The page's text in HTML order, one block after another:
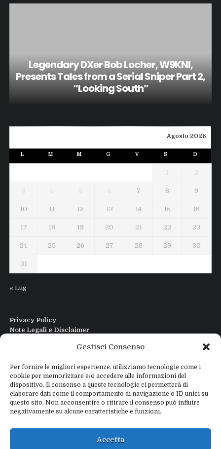
Gestisci Consenso
Per fornire le migliori esperienze, utilizziamo tecnologie come i
cookie per memorizzare e/o accedere alle informazioni del
dispositivo. Il consenso a queste tecnologie ci permetterà di
elaborare dati come il comportamento di navigazione o ID unici su
questo sito. Non acconsentire o ritirare il consenso può influire
negativamente su alcune caratteristiche e funzioni.
Accetta
Legendary DXer Bob Locher, W9KNI,
Presents Tales from a Serial Sniper Part 2,
“Looking South”
Agosto 2026
L M M G V S D
1 2
3 4 5 6 7 8 9
10 11 12 13 14 15 16
17 18 19 20 21 22 23
24 25 26 27 28 29 30
31
« Lug
Privacy Policy
Note Legali e Disclaimer